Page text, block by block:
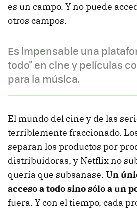
es un campo. Y no puede
otros campos.
Es impensable una
todo" en cine y películas
para la música.
El mundo del cine y de las
terriblemente fraccionado.
separan los productos por
distribuidoras, y Netflix no
quería que subsanase. Un
acceso a todo sino sólo a un
fuera. Y con el tiempo, cada